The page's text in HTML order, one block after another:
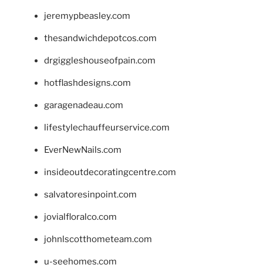
jeremypbeasley.com
thesandwichdepotcos.com
drgiggleshouseofpain.com
hotflashdesigns.com
garagenadeau.com
lifestylechauffeurservice.com
EverNewNails.com
insideoutdecoratingcentre.com
salvatoresinpoint.com
jovialfloralco.com
johnlscotthometeam.com
u-seehomes.com